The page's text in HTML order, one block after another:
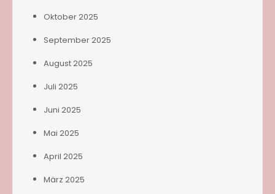
Oktober 2025
September 2025
August 2025
Juli 2025
Juni 2025
Mai 2025
April 2025
März 2025